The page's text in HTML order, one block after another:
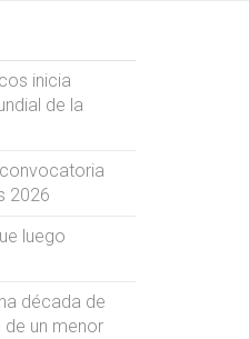
inicia
de la
2026
luego
década de
un menor